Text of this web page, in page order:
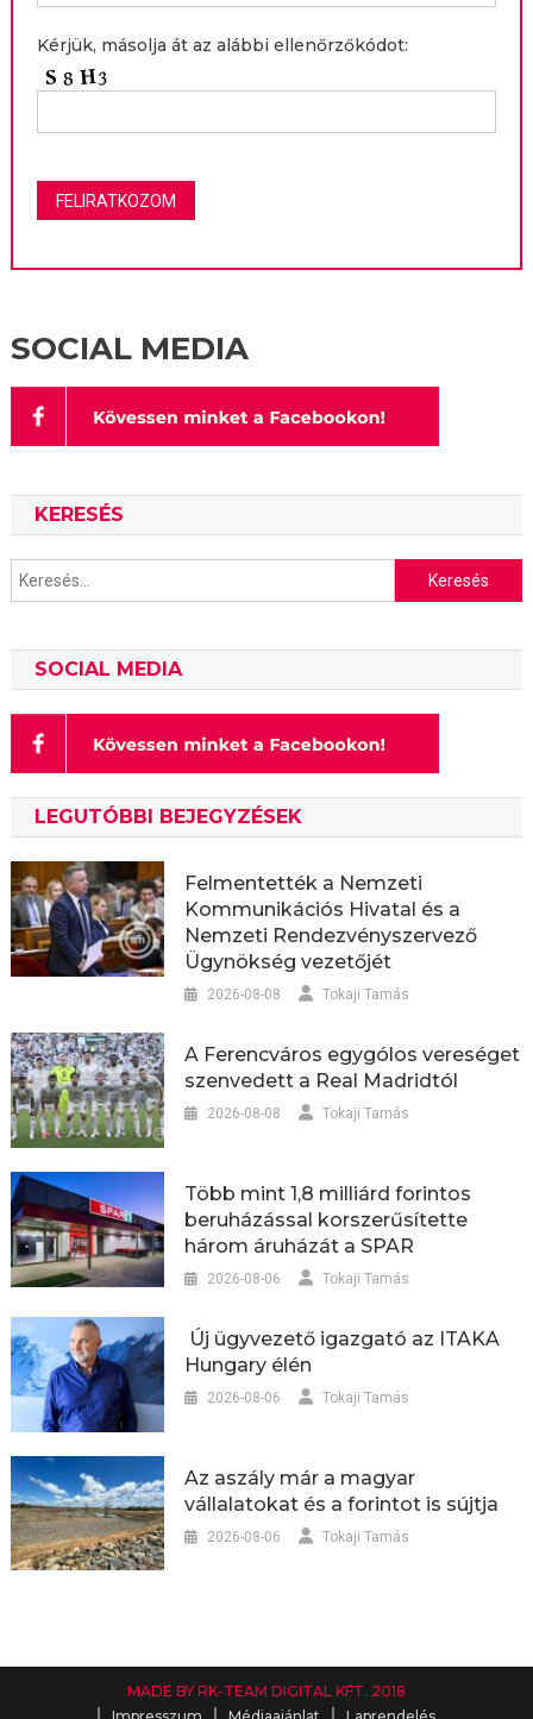
Kérjük, másolja át az alábbi ellenőrzőkódot:
SOCIAL MEDIA
KERESÉS
Keresés:
SOCIAL MEDIA
LEGUTÓBBI BEJEGYZÉSEK
Felmentették a Nemzeti
Kommunikációs Hivatal és a
Nemzeti Rendezvényszervező
Ügynökség vezetőjét
2026-08-08 Tokaji Tamás
A Ferencváros egygólos vereséget
szenvedett a Real Madridtól
2026-08-08 Tokaji Tamás
Több mint 1,8 milliárd forintos
beruházással korszerűsítette
három áruházát a SPAR
2026-08-06 Tokaji Tamás
Új ügyvezető igazgató az ITAKA
Hungary élén
2026-08-06 Tokaji Tamás
Az aszály már a magyar
vállalatokat és a forintot is sújtja
2026-08-06 Tokaji Tamás
MADE BY RK-TEAM DIGITAL KFT. 2018